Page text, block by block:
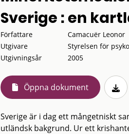
Sverige : en
Författare
Camacuër Leonor
Utgivare
Styrelsen för
Utgivningsår
2005
Öppna dokument
Sverige är i dag ett mångetniskt
utländsk bakgrund. Ur ett